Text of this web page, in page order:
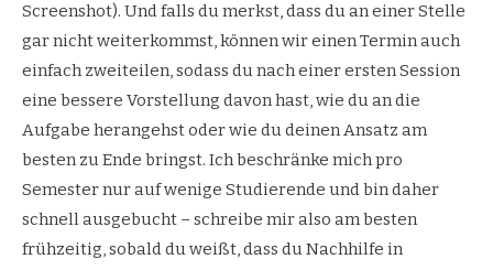
Screenshot). Und falls du merkst, dass du an einer Stelle
gar nicht weiterkommst, können wir einen Termin auch
einfach zweiteilen, sodass du nach einer ersten Session
eine bessere Vorstellung davon hast, wie du an die
Aufgabe herangehst oder wie du deinen Ansatz am
besten zu Ende bringst. Ich beschränke mich pro
Semester nur auf wenige Studierende und bin daher
schnell ausgebucht – schreibe mir also am besten
frühzeitig, sobald du weißt, dass du Nachhilfe in